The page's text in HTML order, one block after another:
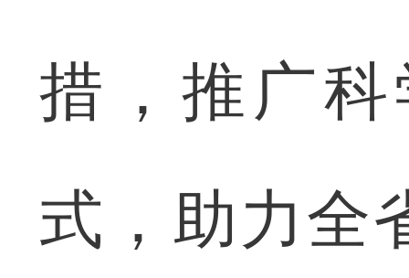
措，推广
式，助力全